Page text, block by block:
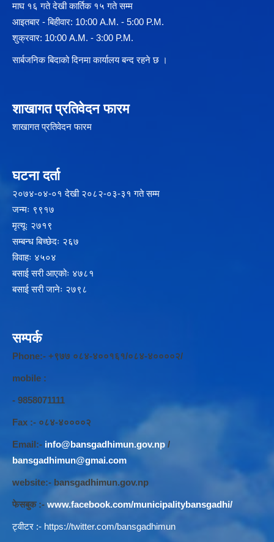
माघ १६ गते देखी कार्तिक १५ गते सम्म
आइतबार - बिहीवार: 10:00 A.M. - 5:00 P.M.
शुक्रवार: 10:00 A.M. - 3:00 P.M.
सार्बजनिक बिदाको दिनमा कार्यालय बन्द रहने छ ।
शाखागत प्रतिवेदन फारम
शाखागत प्रतिवेदन फारम
घटना दर्ता
२‍०७४-०४-०१ देखी २०८२-०३-३१ गते सम्म
जन्मः ९९१७
मृत्यूः २७१९
सम्बन्ध बिच्छेदः २६७
विवाहः ४५०४
बसाई सरी आएकोः ४७८१
बसाई सरी जानेः २७९८
सम्पर्क
Phone:- +९७७ ०८४-४००१६१/०८४-४००००२/
mobile :
- 9858071111
Fax :- ०८४-४००००२
Email:- info@bansgadhimun.gov.np /
bansgadhimun@gmai.com
website:- bansgadhimun.gov.np
फेसबुक :- www.facebook.com/municipalitybansgadhi/
ट्वीटर :- https://twitter.com/bansgadhimun